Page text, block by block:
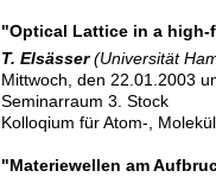
"Optical Lattice in a
T. Elsässer (Universität
Mittwoch, den 22.01.2003
Seminarraum 3. Stock
Kolloqium für Atom-,
"Materiewellen am